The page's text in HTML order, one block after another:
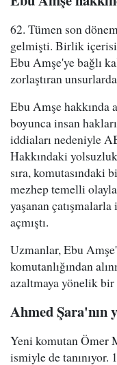
62. Tümen son
gelmişti. Birlik
Ebu Amşe'ye bağlı
zorlaştıran
Ebu Amşe hakkında
boyunca insan
iddiaları nedeniyle
Hakkındaki
sıra, komutasındaki
mezhep temelli
yaşanan
açmıştı.
Uzmanlar, Ebu
komutanlığından
azaltmaya yönelik
Ahmed Şara'nın
Yeni komutan Ömer
ismiyle de tanınıyor.